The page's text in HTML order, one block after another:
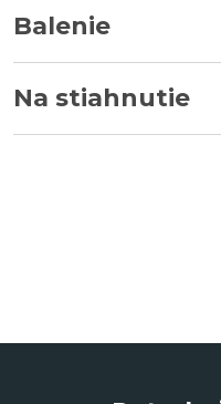
Balenie
Na stiahnutie